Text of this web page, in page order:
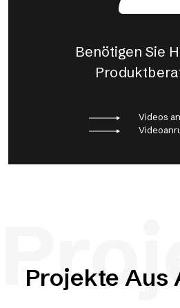
Benötigen Sie
Videos
Projekte Aus